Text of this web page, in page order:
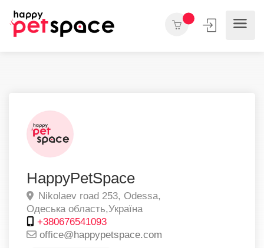
HappyPetSpace
Nikolaev road 253, Odessa,
Одеська область,Україна
+380676541093
office@happypetspace.com